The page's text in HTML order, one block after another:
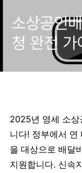
소상공인
청 완전 가
2025년 영세 소상
니다! 정부에서 연
을 대상으로 배달
지원합니다. 신속